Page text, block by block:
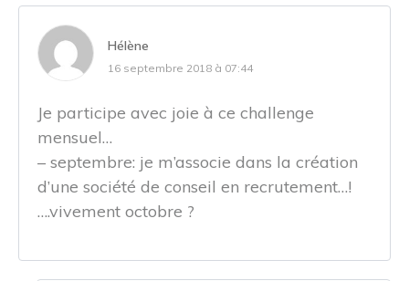
Hélène
16 septembre 2018 à 07:44
Je participe avec joie à ce challenge
mensuel…
– septembre: je m’associe dans la création
d’une société de conseil en recrutement…!
….vivement octobre ?